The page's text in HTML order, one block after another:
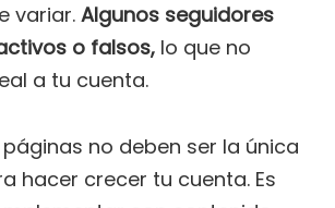
variar. Algunos seguidores
o falsos, lo que no
a tu cuenta.
no deben ser la única
hacer crecer tu cuenta. Es